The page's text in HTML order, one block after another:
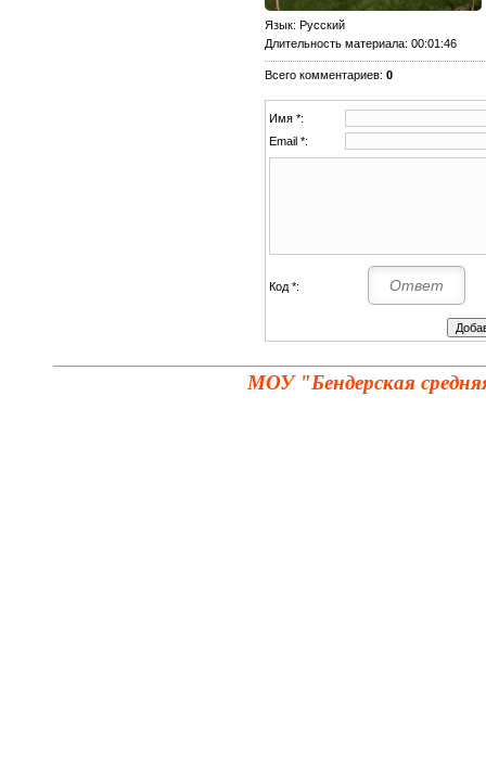
Язык: Русский
Длительность материала: 00:01:46
Всего комментариев: 0
Имя *:
Email *:
Код *:
МОУ "Бендерская